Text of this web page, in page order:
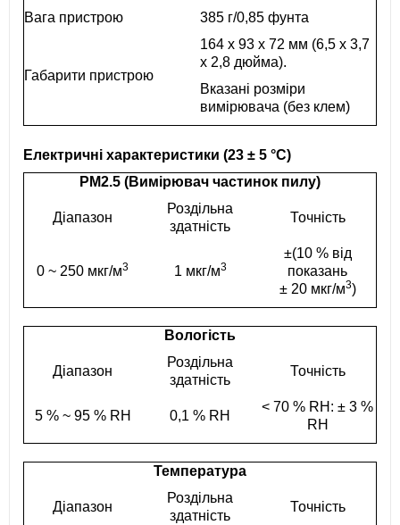
Вага пристрою
385 г/0,85 фунта
Габарити пристрою
164 x 93 x 72 мм (6,5 x 3,7
x 2,8 дюйма).
Вказані розміри
вимірювача (без клем)
Електричні характеристики (23 ± 5 °С)
PM2.5 (Вимірювач частинок пилу)
Діапазон
Роздільна
здатність
Точність
0 ~ 250 мкг/м3 1 мкг/м3
±(10 % від
показань
± 20 мкг/м3)
Вологість
Діапазон
Роздільна
здатність
Точність
5 % ~ 95 % RH 0,1 % RH
< 70 % RH: ± 3 %
RH
Температура
Діапазон
Роздільна
здатність
Точність